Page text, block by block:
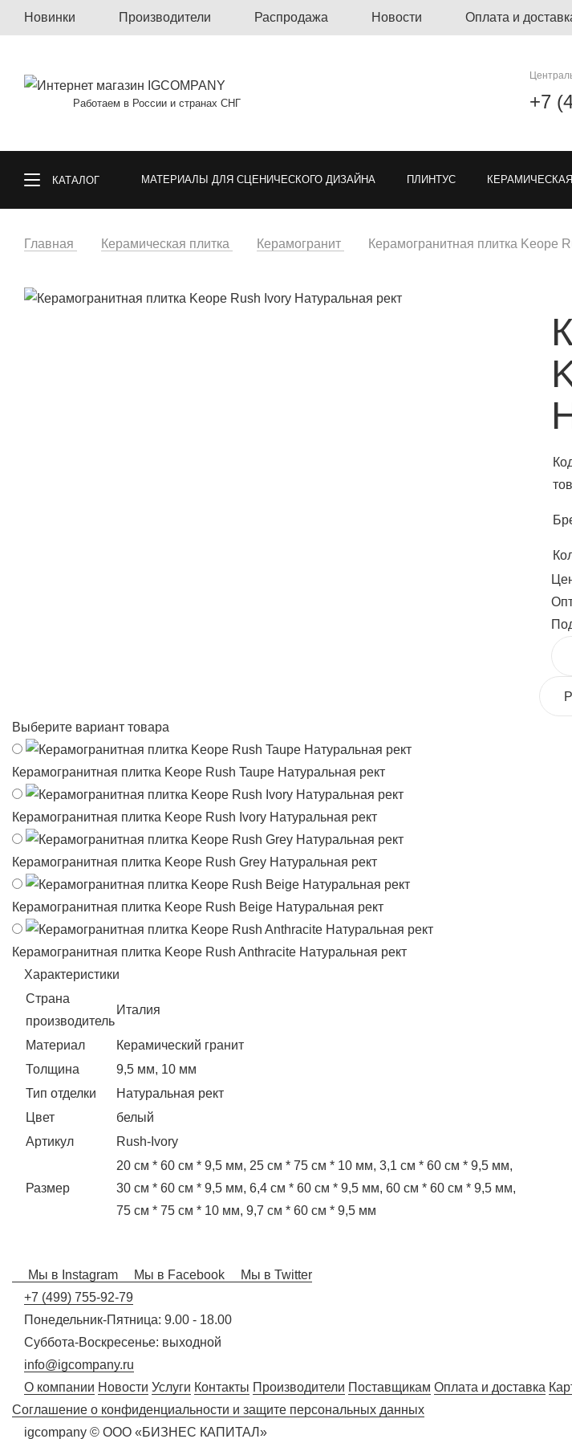
Новинки Производители Распродажа Новости Оплата и
Работаем в России и странах СНГ +7
КАТАЛОГ МАТЕРИАЛЫ ДЛЯ СЦЕНИЧЕСКОГО ДИЗАЙНА ПЛИНТУС
КОВРОЛИН, КОВРОВАЯ ПЛИТКА, КОВРЫ ОЗЕЛЕНЕНИЕ
СПОРТИВНЫЕ ПОКРЫТИЯ ГАЗОННАЯ РЕШЕТКА ДЛЯ ПАРКОВКИ
Главная Керамическая плитка Керамогранит Керамогранитная плитка Keope
Выберите вариант товара
Керамогранитная плитка Keope Rush Taupe Натуральная рект
Керамогранитная плитка Keope Rush Ivory Натуральная рект
Керамогранитная плитка Keope Rush Grey Натуральная рект
Керамогранитная плитка Keope Rush Beige Натуральная рект
Керамогранитная плитка Keope Rush Anthracite Натуральная рект
Характеристики
Страна
производитель
Италия
Материал
Керамический гранит
Толщина
9,5 мм, 10 мм
Тип отделки
Натуральная рект
Цвет
белый
Артикул
Rush-Ivory
Размер
20 см * 60 см * 9,5 мм, 25 см * 75 см * 10 мм, 3,1 см * 60 см * 9,5 мм,
30 см * 60 см * 9,5 мм, 6,4 см * 60 см * 9,5 мм, 60 см * 60 см * 9,5 мм,
75 см * 75 см * 10 мм, 9,7 см * 60 см * 9,5 мм
Мы в Instagram Мы в Facebook
Мы в Twitter
+7 (499) 755-92-79
Понедельник-Пятница: 9.00 - 18.00
Суббота-Воскресенье: выходной
info@igcompany.ru
О компании Новости Услуги Контакты Производители Поставщикам Оплата и доставка
Соглашение о конфиденциальности и защите персональных данных
igcompany © ООО «БИЗНЕС КАПИТАЛ»